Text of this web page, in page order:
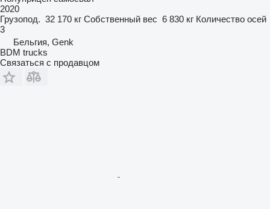
2020
Грузопод. 32 170 кг Собственный вес 6 830 кг Количество осей
3
Бельгия, Genk
BDM trucks
Связаться с продавцом